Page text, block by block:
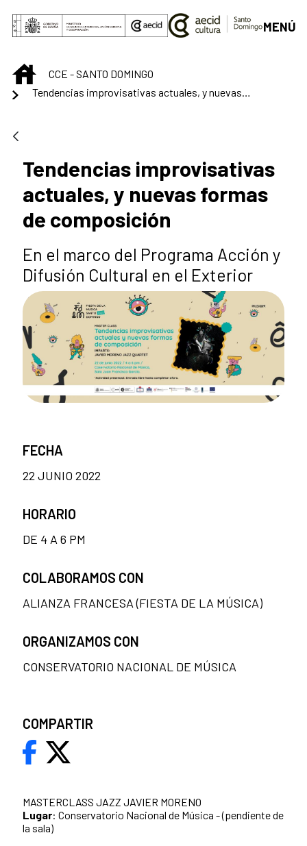
Saltar al contenido principal
MENÚ
INICIOCCE - SANTO DOMINGO
Tendencias improvisativas actuales, y nuevas formas de composición
Tendencias improvisativas
actuales, y nuevas formas
de composición
En el marco del Programa Acción y
Difusión Cultural en el Exterior
MASTERCLASS JAZZ JAVIER MORENO
Lugar: Conservatorio Nacional de Música - (pendiente de
la sala)
FECHA
22 JUNIO 2022
HORARIO
DE 4 A 6 PM
COLABORAMOS CON
ALIANZA FRANCESA (FIESTA DE LA MÚSICA)
ORGANIZAMOS CON
CONSERVATORIO NACIONAL DE MÚSICA
COMPARTIR